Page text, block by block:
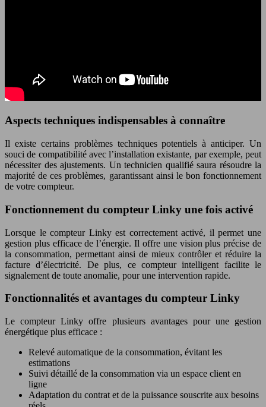
Aspects techniques indispensables à connaître
Il existe certains problèmes techniques potentiels à anticiper. Un
souci de compatibilité avec l’installation existante, par exemple, peut
nécessiter des ajustements. Un technicien qualifié saura résoudre la
majorité de ces problèmes, garantissant ainsi le bon fonctionnement
de votre compteur.
Fonctionnement du compteur Linky une fois activé
Lorsque le compteur Linky est correctement activé, il permet une
gestion plus efficace de l’énergie. Il offre une vision plus précise de
la consommation, permettant ainsi de mieux contrôler et réduire la
facture d’électricité. De plus, ce compteur intelligent facilite le
signalement de toute anomalie, pour une intervention rapide.
Fonctionnalités et avantages du compteur Linky
Le compteur Linky offre plusieurs avantages pour une gestion
énergétique plus efficace :
Relevé automatique de la consommation, évitant les
estimations
Suivi détaillé de la consommation via un espace client en
ligne
Adaptation du contrat et de la puissance souscrite aux besoins